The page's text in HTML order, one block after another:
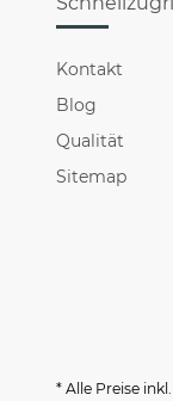
Kontakt
Blog
Qualität
Sitemap
* Alle Preise